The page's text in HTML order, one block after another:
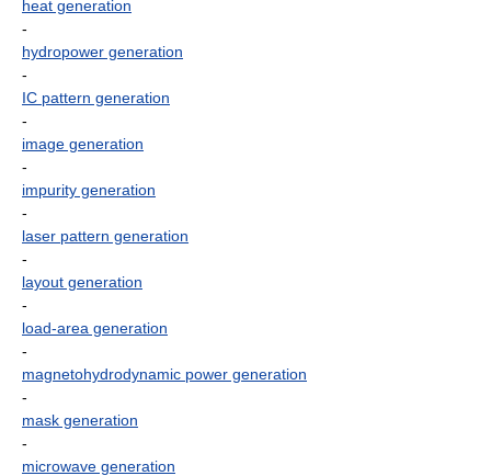
heat generation
-
hydropower generation
-
IC pattern generation
-
image generation
-
impurity generation
-
laser pattern generation
-
layout generation
-
load-area generation
-
magnetohydrodynamic power generation
-
mask generation
-
microwave generation